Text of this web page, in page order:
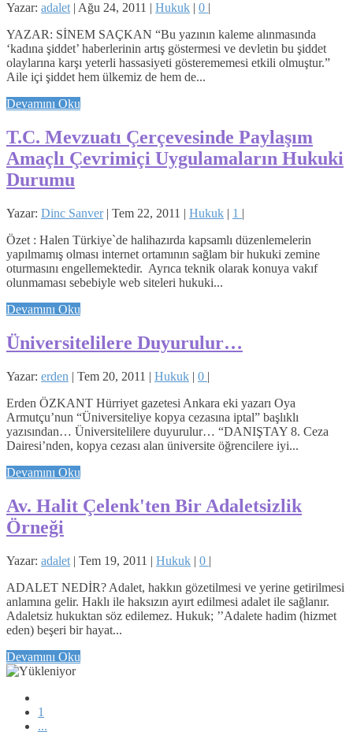
Yazar: adalet | Ağu 24, 2011 | Hukuk | 0 |
YAZAR: SİNEM SAÇKAN “Bu yazının kaleme alınmasında
‘kadına şiddet’ haberlerinin artış göstermesi ve devletin bu şiddet
olaylarına karşı yeterli hassasiyeti gösterememesi etkili olmuştur.”
Aile içi şiddet hem ülkemiz de hem de...
Devamını Oku
T.C. Mevzuatı Çerçevesinde Paylaşım
Amaçlı Çevrimiçi Uygulamaların Hukuki
Durumu
Yazar: Dinc Sanver| Tem 22, 2011 | Hukuk | 1 |
Özet : Halen Türkiye`de halihazırda kapsamlı düzenlemelerin
yapılmamış olması internet ortamının sağlam bir hukuki zemine
oturmasını engellemektedir. Ayrıca teknik olarak konuya vakıf
olunmaması sebebiyle web siteleri hukuki...
Devamını Oku
Üniversitelilere Duyurulur…
Yazar: erden | Tem 20, 2011 | Hukuk | 0 |
Erden ÖZKANT Hürriyet gazetesi Ankara eki yazarı Oya
Armutçu’nun “Üniversiteliye kopya cezasına iptal” başlıklı
yazısından… Üniversitelilere duyurulur… “DANIŞTAY 8. Ceza
Dairesi’nden, kopya cezası alan üniversite öğrencilere iyi...
Devamını Oku
Av. Halit Çelenk'ten Bir Adaletsizlik
Örneği
Yazar: adalet | Tem 19, 2011 | Hukuk | 0 |
ADALET NEDİR? Adalet, hakkın gözetilmesi ve yerine getirilmesi
anlamına gelir. Haklı ile haksızın ayırt edilmesi adalet ile sağlanır.
Adaletsiz hukuktan söz edilemez. Hukuk; ’’Adalete hadim (hizmet
eden) beşeri bir hayat...
Devamını Oku
1
...